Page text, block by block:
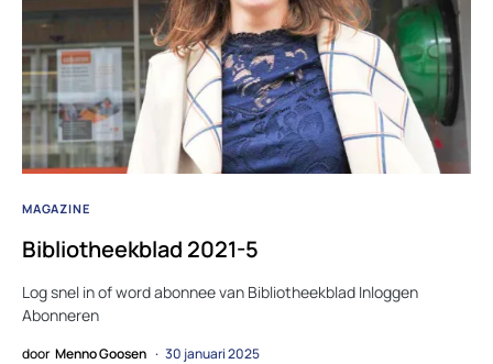
MAGAZINE
Bibliotheekblad 2021-5
Log snel in of word abonnee van Bibliotheekblad Inloggen
Abonneren
door Menno Goosen 30 januari 2025